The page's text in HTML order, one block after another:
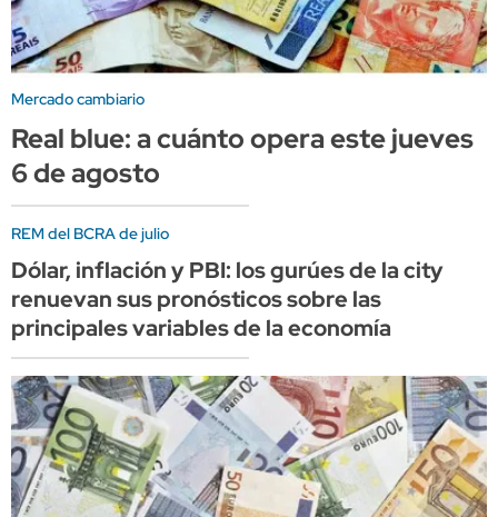
Mercado cambiario
Real blue: a cuánto opera este jueves
6 de agosto
REM del BCRA de julio
Dólar, inflación y PBI: los gurúes de la city
renuevan sus pronósticos sobre las
principales variables de la economía